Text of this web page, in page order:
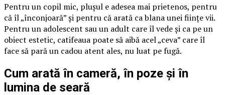
Pentru un copil mic, plușul e adesea mai prietenos, pentru
că îl „înconjoară” și pentru că arată ca blana unei ființe vii.
Pentru un adolescent sau un adult care îl vede și ca pe un
obiect estetic, catifeaua poate să aibă acel „ceva” care îl
face să pară un cadou atent ales, nu luat pe fugă.
Cum arată în cameră, în poze și în
lumina de seară